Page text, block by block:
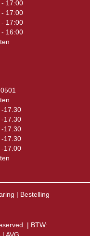
17:00
17:00
17:00
- 16:00
17.30
17.30
17.30
17.30
17.00
| Bestelling
| BTW: